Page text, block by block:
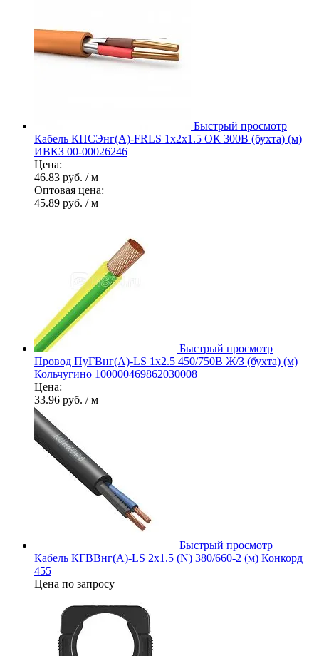
Быстрый просмотр
Кабель КПСЭнг(А)-FRLS 1х2х1.5 ОК 300В (бухта) (м)
ИВКЗ 00-00026246
Цена:
46.83 руб. / м
Оптовая цена:
45.89 руб. / м
Быстрый просмотр
Провод ПуГВнг(А)-LS 1х2.5 450/750В Ж/З (бухта) (м)
Кольчугино 100000469862030008
Цена:
33.96 руб. / м
Быстрый просмотр
Кабель КГВВнг(А)-LS 2х1.5 (N) 380/660-2 (м) Конкорд
455
Цена по запросу